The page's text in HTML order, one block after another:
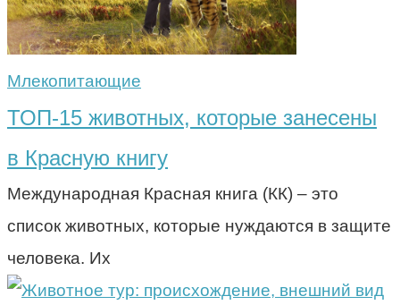
Млекопитающие
ТОП-15 животных, которые занесены
в Красную книгу
Международная Красная книга (КК) – это
список животных, которые нуждаются в защите
человека. Их